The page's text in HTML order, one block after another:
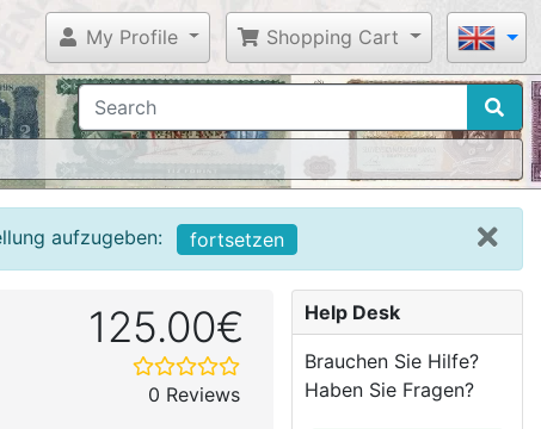
My Profile Shopping Cart
aufzugeben: fortsetzen
125.00€
0 Reviews
Help Desk
Brauchen Sie Hilfe?
Haben Sie Fragen?